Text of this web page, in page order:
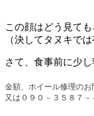
この顔はどう見て
（決してタヌキでは
さて、食事前に少し
金額、ホイール修理の
又は０９０－３５８７－